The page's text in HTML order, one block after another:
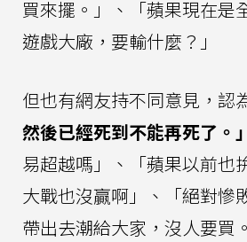
買來擺。」、「蘋果現在是
遊戲大廠，要輸什麼？」
但也有網友持不同意見，認
然後已經死到不能再死了。」
易超越嗎」、「蘋果以前也
大戰也沒贏啊」、「絕對慘
帶出去潮給大家，沒人要買